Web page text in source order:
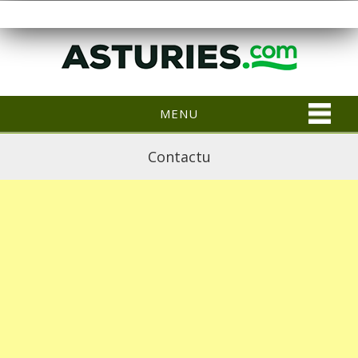
MENU
Contactu